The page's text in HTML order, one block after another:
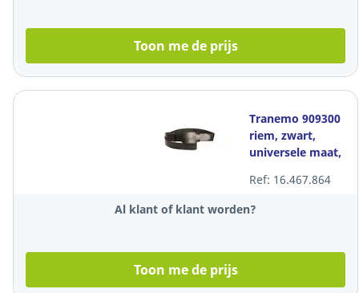
Toon me de prijs
Tranemo 909300
riem, zwart,
universele maat,
Ref: 16.467.864
Al klant of klant worden?
Toon me de prijs